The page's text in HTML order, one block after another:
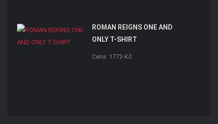
ROMAN REIGNS ONE AND
ONLY T-SHIRT
Cena: 1773-Kč